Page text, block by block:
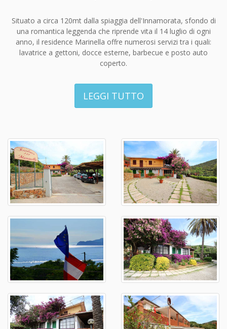
Situato a circa 120mt dalla spiaggia dell'Innamorata, sfondo di
una romantica leggenda che riprende vita il 14 luglio di ogni
anno, il residence Marinella offre numerosi servizi tra i quali:
lavatrice a gettoni, docce esterne, barbecue e posto auto
coperto.
LEGGI TUTTO